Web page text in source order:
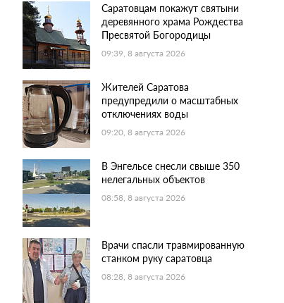
Саратовцам покажут святыни
деревянного храма Рождества
Пресвятой Богородицы
09:39, 8 августа 2026
Жителей Саратова
предупредили о масштабных
отключениях воды
09:20, 8 августа 2026
В Энгельсе снесли свыше 350
нелегальных объектов
08:58, 8 августа 2026
Врачи спасли травмированную
станком руку саратовца
08:28, 8 августа 2026